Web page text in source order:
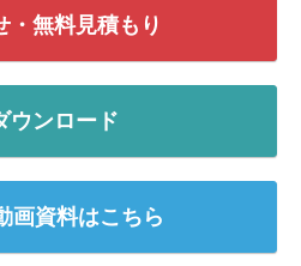
ご相談はこちら -
・無料見積もり
ウンロード
・無料見積もり
ウンロード
画資料はこちら